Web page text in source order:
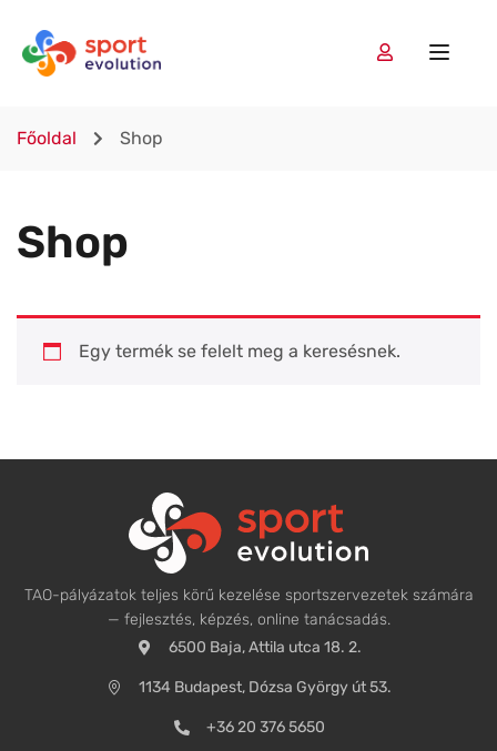
Főoldal Shop
Shop
Egy termék se felelt meg a keresésnek.
TAO-pályázatok teljes körű kezelése sportszervezetek számára
— fejlesztés, képzés, online tanácsadás.
6500 Baja, Attila utca 18. 2.
1134 Budapest, Dózsa György út 53.
+36 20 376 5650